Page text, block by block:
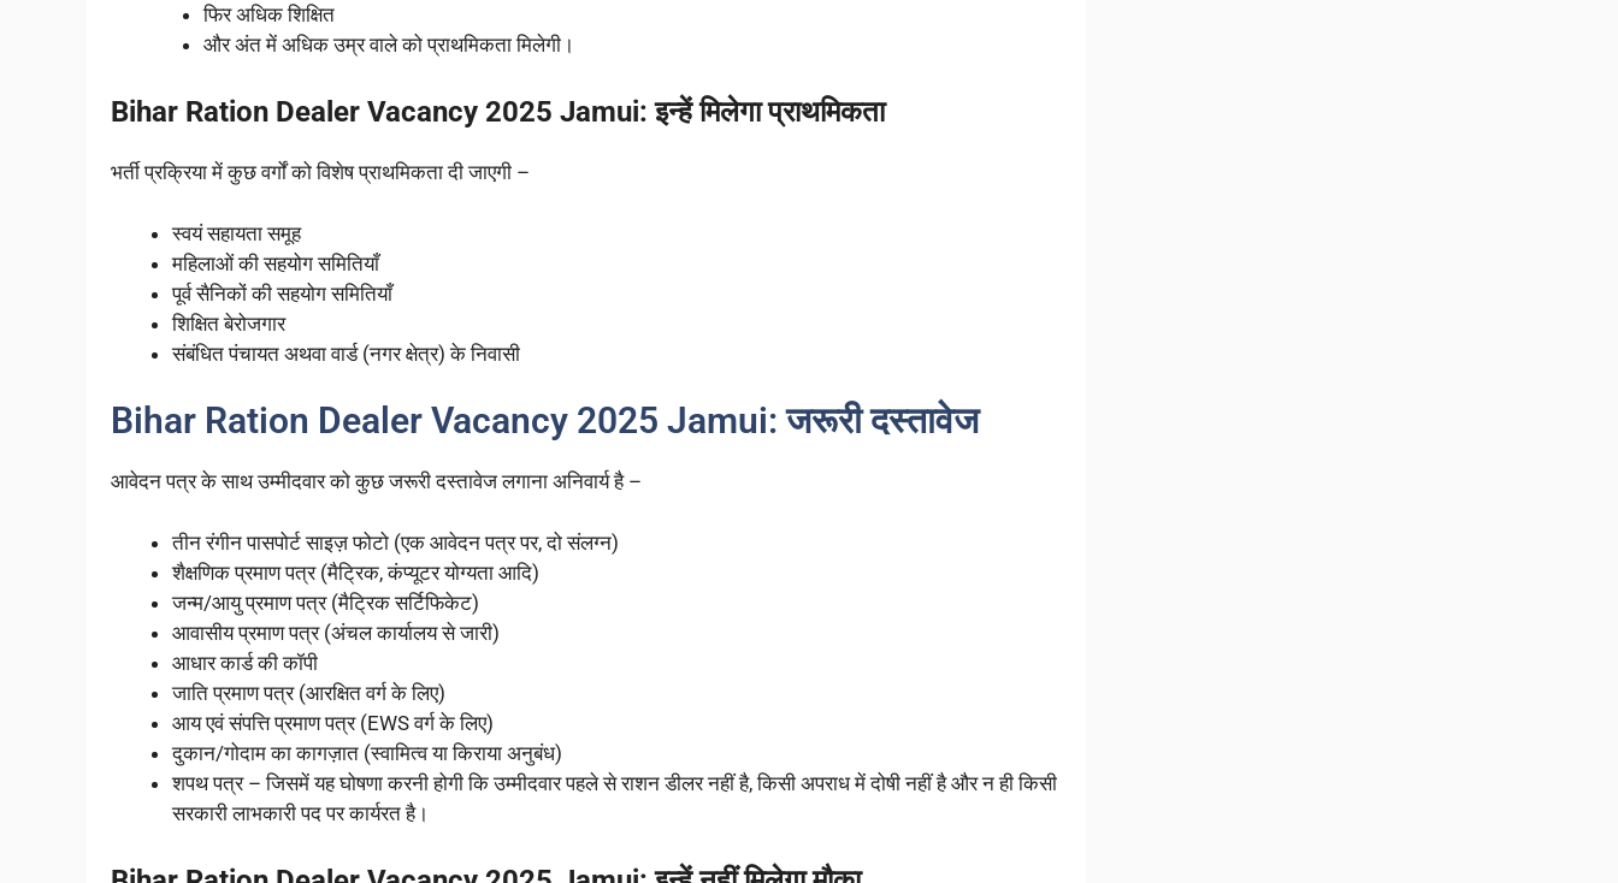
फिर अधिक शिक्षित
और अंत में अधिक उम्र वाले को प्राथमिकता मिलेगी।
Bihar Ration Dealer Vacancy 2025 Jamui: इन्हें मिलेगा प्राथमिकता
भर्ती प्रक्रिया में कुछ वर्गों को विशेष प्राथमिकता दी जाएगी –
स्वयं सहायता समूह
महिलाओं की सहयोग समितियाँ
पूर्व सैनिकों की सहयोग समितियाँ
शिक्षित बेरोजगार
संबंधित पंचायत अथवा वार्ड (नगर क्षेत्र) के निवासी
Bihar Ration Dealer Vacancy 2025 Jamui: जरूरी दस्तावेज
आवेदन पत्र के साथ उम्मीदवार को कुछ जरूरी दस्तावेज लगाना अनिवार्य है –
तीन रंगीन पासपोर्ट साइज़ फोटो (एक आवेदन पत्र पर, दो संलग्न)
शैक्षणिक प्रमाण पत्र (मैट्रिक, कंप्यूटर योग्यता आदि)
जन्म/आयु प्रमाण पत्र (मैट्रिक सर्टिफिकेट)
आवासीय प्रमाण पत्र (अंचल कार्यालय से जारी)
आधार कार्ड की कॉपी
जाति प्रमाण पत्र (आरक्षित वर्ग के लिए)
आय एवं संपत्ति प्रमाण पत्र (EWS वर्ग के लिए)
दुकान/गोदाम का कागज़ात (स्वामित्व या किराया अनुबंध)
शपथ पत्र – जिसमें यह घोषणा करनी होगी कि उम्मीदवार पहले से राशन डीलर नहीं है, किसी अपराध में दोषी नहीं है और न ही किसी
सरकारी लाभकारी पद पर कार्यरत है।